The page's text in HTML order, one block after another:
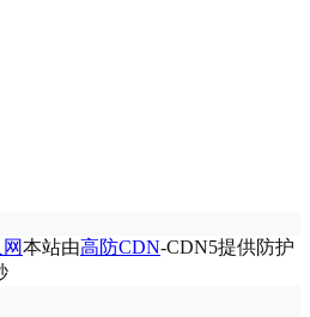
本站由高防CDN-CDN5提供防护